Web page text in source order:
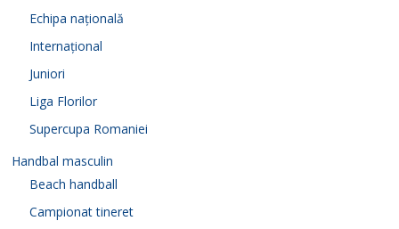
Echipa națională
Internațional
Juniori
Liga Florilor
Supercupa Romaniei
Handbal masculin
Beach handball
Campionat tineret